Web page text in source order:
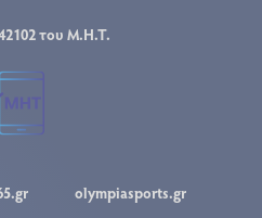
του Μ.Η.Τ.
olympiasports.gr